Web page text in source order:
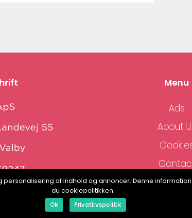
Menu
Ads
About
personalisering af indhold og annoncer. Denne
du cookiepolitikken.
Ok Privatlivspolitik